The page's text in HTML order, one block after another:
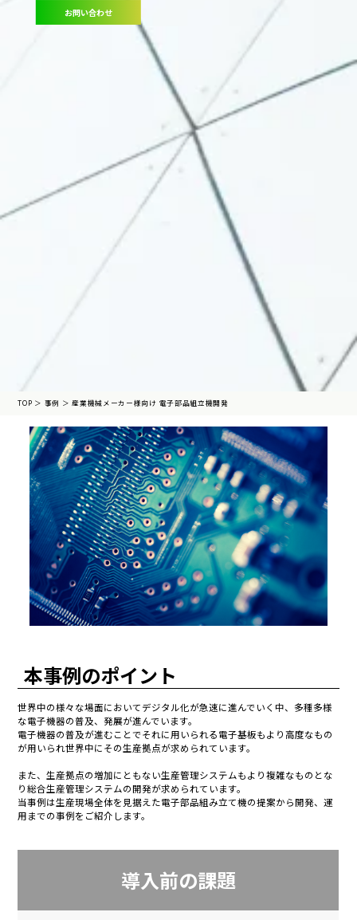
お問い合わせ
TOP ＞ 事例 ＞産業機械メーカー様向け 電子部品組立機開発
本事例のポイント
世界中の様々な場面においてデジタル化が急速に進んでいく中、多種多様
な電子機器の普及、発展が進んでいます。
電子機器の普及が進むことでそれに用いられる電子基板もより高度なもの
が用いられ世界中にその生産拠点が求められています。
また、生産拠点の増加にともない生産管理システムもより複雑なものとな
り総合生産管理システムの開発が求められています。
当事例は生産現場全体を見据えた電子部品組み立て機の提案から開発、運
用までの事例をご紹介します。
導入前の課題